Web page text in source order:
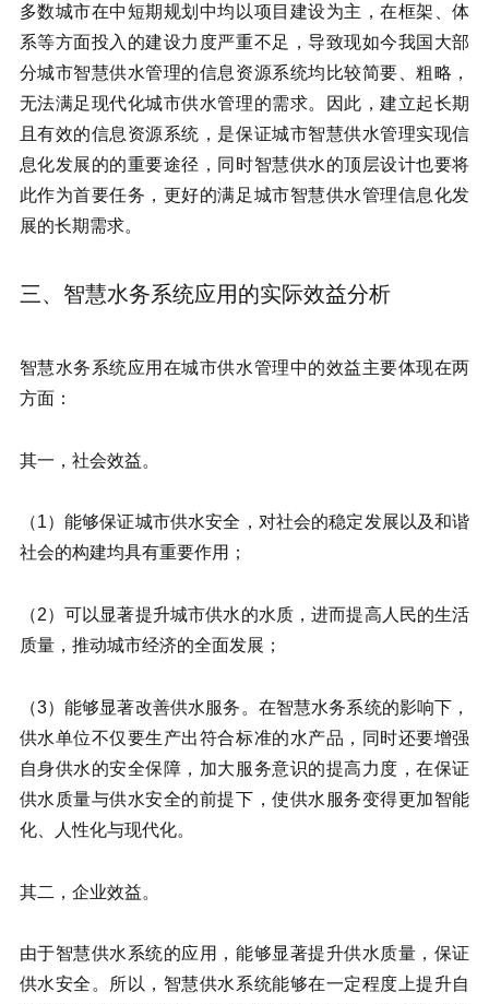
多数城市在中短期规划中均以项目建设为主，在框架、体
系等方面投入的建设力度严重不足，导致现如今我国大部
分城市智慧供水管理的信息资源系统均比较简要、粗略，
无法满足现代化城市供水管理的需求。因此，建立起长期
且有效的信息资源系统，是保证城市智慧供水管理实现信
息化发展的的重要途径，同时智慧供水的顶层设计也要将
此作为首要任务，更好的满足城市智慧供水管理信息化发
展的长期需求。
三、智慧水务系统应用的实际效益分析
智慧水务系统应用在城市供水管理中的效益主要体现在两
方面：
其一，社会效益。
（1）能够保证城市供水安全，对社会的稳定发展以及和谐
社会的构建均具有重要作用；
（2）可以显著提升城市供水的水质，进而提高人民的生活
质量，推动城市经济的全面发展；
（3）能够显著改善供水服务。在智慧水务系统的影响下，
供水单位不仅要生产出符合标准的水产品，同时还要增强
自身供水的安全保障，加大服务意识的提高力度，在保证
供水质量与供水安全的前提下，使供水服务变得更加智能
化、人性化与现代化。
其二，企业效益。
由于智慧供水系统的应用，能够显著提升供水质量，保证
供水安全。所以，智慧供水系统能够在一定程度上提升自